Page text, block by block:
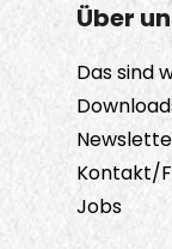
Über
Das sind
Kontakt/
Jobs